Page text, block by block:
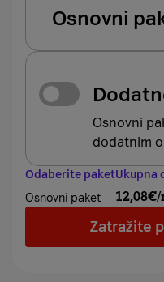
Osnovni
Osnovni
dodatnim
Odaberite paket
Osnovni paket
Ukupna
12,08€/
Zatražite